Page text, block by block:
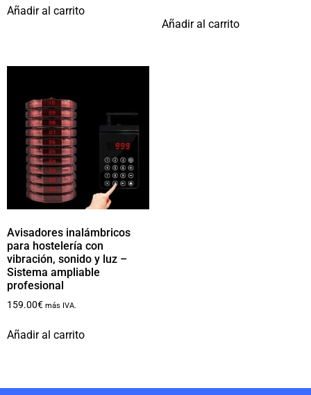
Añadir al carrito
Añadir al carrito
Avisadores inalámbricos
para hostelería con
vibración, sonido y luz –
Sistema ampliable
profesional
159.00€ más IVA.
Añadir al carrito